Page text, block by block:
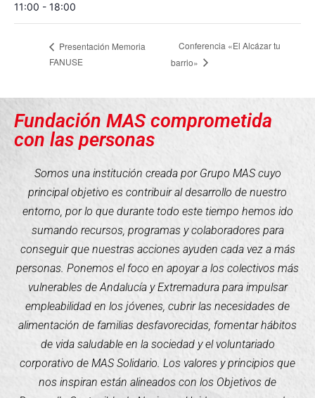
11:00 - 18:00
Presentación Memoria
FANUSE
Conferencia «El Alcázar tu
barrio»
Fundación MAS comprometida
con las personas
Somos una institución creada por Grupo MAS cuyo
principal objetivo es contribuir al desarrollo de nuestro
entorno, por lo que durante todo este tiempo hemos ido
sumando recursos, programas y colaboradores para
conseguir que nuestras acciones ayuden cada vez a más
personas. Ponemos el foco en apoyar a los colectivos más
vulnerables de Andalucía y Extremadura para impulsar
empleabilidad en los jóvenes, cubrir las necesidades de
alimentación de familias desfavorecidas, fomentar hábitos
de vida saludable en la sociedad y el voluntariado
corporativo de MAS Solidario. Los valores y principios que
nos inspiran están alineados con los Objetivos de